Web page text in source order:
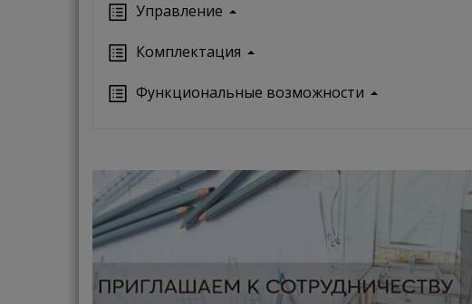
Управление
Кoмплектация
Функциональные возможности